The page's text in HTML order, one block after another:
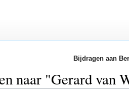
Bijdragen aan
naar "Gerard van